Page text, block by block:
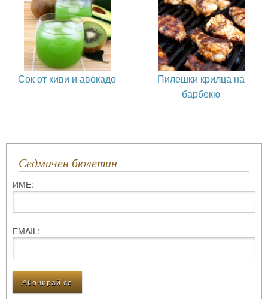
Сок от киви и авокадо
Пилешки крилца на
барбекю
Седмичен бюлетин
ИМЕ:
ЕMAIL: